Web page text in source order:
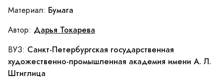
Материал: Бумага
Автор: Дарья Токарева
ВУЗ: Санкт-Петербургская государственная
художественно-промышленная академия имени А. Л.
Штиглица